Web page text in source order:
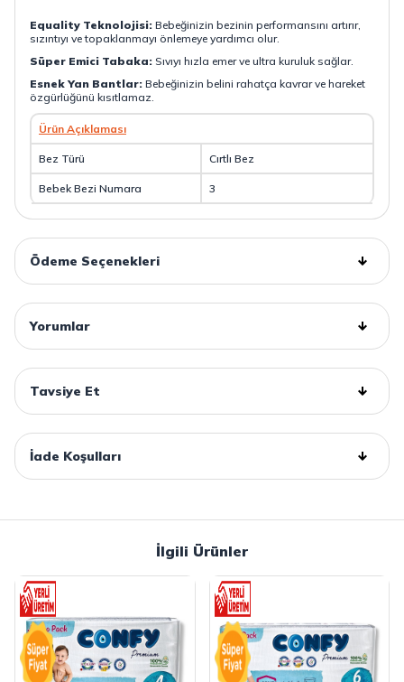
Equality Teknolojisi: Bebeğinizin bezinin performansını artırır,
sızıntıyı ve topaklanmayı önlemeye yardımcı olur.
Süper Emici Tabaka: Sıvıyı hızla emer ve ultra kuruluk sağlar.
Esnek Yan Bantlar: Bebeğinizin belini rahatça kavrar ve hareket
özgürlüğünü kısıtlamaz.
Ürün Açıklaması
Bez Türü Cırtlı Bez
Bebek Bezi Numara 3
Ödeme Seçenekleri
Yorumlar
Tavsiye Et
İade Koşulları
İlgili Ürünler